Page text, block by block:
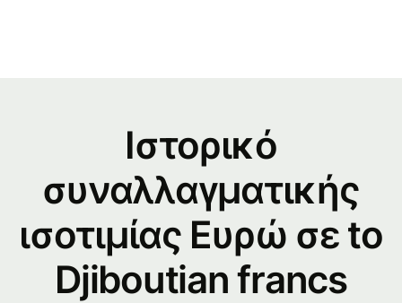
Ιστορικό
συναλλαγματικής
ισοτιμίας Ευρώ σε to
Djiboutian francs